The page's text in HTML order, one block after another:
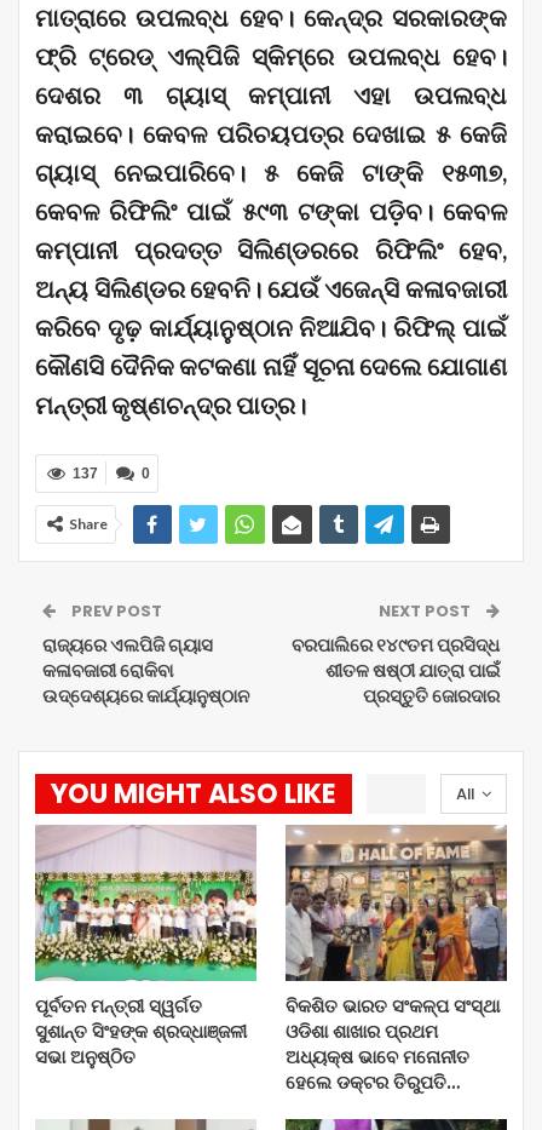
ମାତ୍ରାରେ ଉପଲବ୍ଧ ହେବ। କେନ୍ଦ୍ର ସରକାରଙ୍କ
ଫ୍ରି ଟ୍ରେଡ୍‌ ଏଲ୍‌ପିଜି ସ୍କିମ୍‌ରେ ଉପଲବ୍ଧ ହେବ।
ଦେଶର ୩ ଗ୍ୟାସ୍‌ କମ୍ପାନୀ ଏହା ଉପଲବ୍ଧ
କରାଇବେ। କେବଳ ପରିଚୟପତ୍ର ଦେଖାଇ ୫ କେଜି
ଗ୍ୟାସ୍ ନେଇପାରିବେ। ୫ କେଜି ଟାଙ୍କି ୧୫୩୭,
କେବଳ ରିଫିଲିଂ ପାଇଁ ୫୯୩ ଟଙ୍କା ପଡ଼ିବ। କେବଳ
କମ୍ପାନୀ ପ୍ରଦତ୍ତ ସିଲିଣ୍ଡରରେ ରିଫିଲିଂ ହେବ,
ଅନ୍ୟ ସିଲିଣ୍ଡର ହେବନି। ଯେଉଁ ଏଜେନ୍ସି କଳାବଜାରୀ
କରିବେ ଦୃଢ଼ କାର୍ଯ୍ୟାନୁଷ୍ଠାନ ନିଆଯିବ। ରିଫିଲ୍ ପାଇଁ
କୌଣସି ଦୈନିକ କଟକଣା ନାହିଁ ସୂଚନା ଦେଲେ ଯୋଗାଣ
ମନ୍ତ୍ରୀ କୃଷ୍ଣଚନ୍ଦ୍ର ପାତ୍ର।
0
137
Share
PREV POST
ରାଜ୍ୟରେ ଏଲପିଜି ଗ୍ୟାସ
କଳାବଜାରୀ ରୋକିବା
ଉଦ୍ଦେଶ୍ୟରେ କାର୍ଯ୍ୟାନୁଷ୍ଠାନ
NEXT POST
ବରପାଲିରେ ୧୪୯ତମ ପ୍ରସିଦ୍ଧ
ଶୀତଳ ଷଷ୍ଠୀ ଯାତ୍ରା ପାଇଁ
ପ୍ରସ୍ତୁତି ଜୋରଦାର
All
YOU MIGHT ALSO LIKE
ପୂର୍ବତନ ମନ୍ତ୍ରୀ ସ୍ୱର୍ଗତ
ସୁଶାନ୍ତ ସିଂହଙ୍କ ଶ୍ରଦ୍ଧାଞ୍ଜଳୀ
ସଭା ଅନୁଷ୍ଠିତ
ବିକଶିତ ଭାରତ ସଂକଳ୍ପ ସଂସ୍ଥା
ଓଡିଶା ଶାଖାର ପ୍ରଥମ
ଅଧ୍ୟକ୍ଷ ଭାବେ ମନୋନୀତ
ହେଲେ ଡକ୍ଟର ତିରୁପତି…